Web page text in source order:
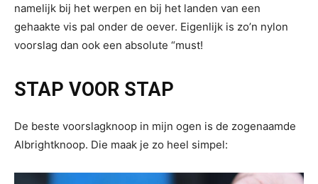
namelijk bij het werpen en bij het landen van een
gehaakte vis pal onder de oever. Eigenlijk is zo’n nylon
voorslag dan ook een absolute “must!
STAP VOOR STAP
De beste voorslagknoop in mijn ogen is de zogenaamde
Albrightknoop. Die maak je zo heel simpel: